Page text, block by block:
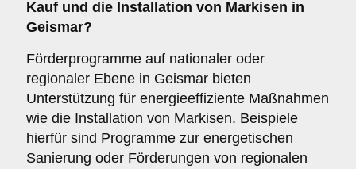
Kauf und die Installation von Markisen in
Geismar?
Förderprogramme auf nationaler oder
regionaler Ebene in Geismar bieten
Unterstützung für energieeffiziente Maßnahmen
wie die Installation von Markisen. Beispiele
hierfür sind Programme zur energetischen
Sanierung oder Förderungen von regionalen